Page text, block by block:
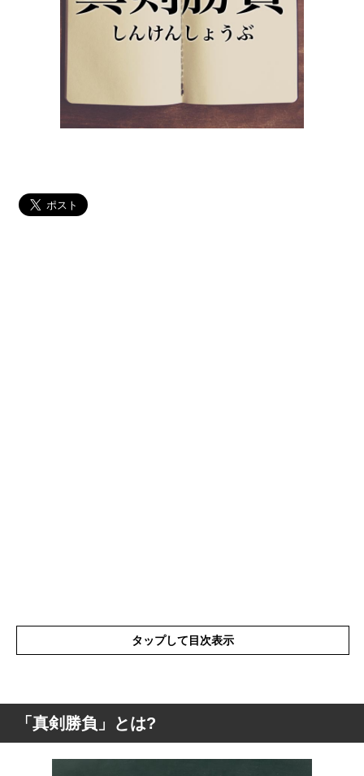
タップして目次表示
「真剣勝負」とは?
「真剣勝負」とは?